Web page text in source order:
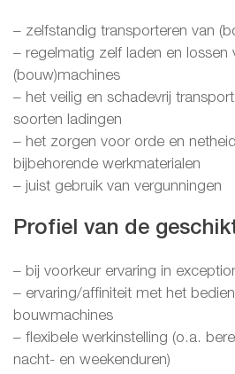
– zelfstandig transporteren van
– regelmatig zelf laden en lossen
(bouw)machines
– het veilig en schadevrij
soorten ladingen
– het zorgen voor orde en
bijbehorende werkmaterialen
– juist gebruik van vergunningen
Profiel van de
– bij voorkeur ervaring in
– ervaring/affiniteit met het
bouwmachines
– flexibele werkinstelling (o.a.
nacht- en weekenduren)